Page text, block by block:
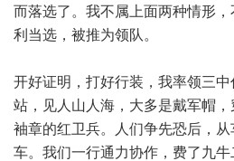
而落选了。我不属上面两种情形
利当选，被推为领队。
开好证明，打好行装，我率领三
站，见人山人海，大多是戴军帽
袖章的红卫兵。人们争先恐后，
车。我们一行通力协作，费了九